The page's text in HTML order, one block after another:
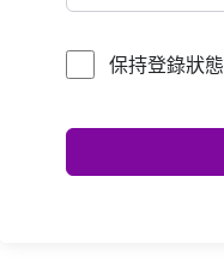
保持登錄狀態